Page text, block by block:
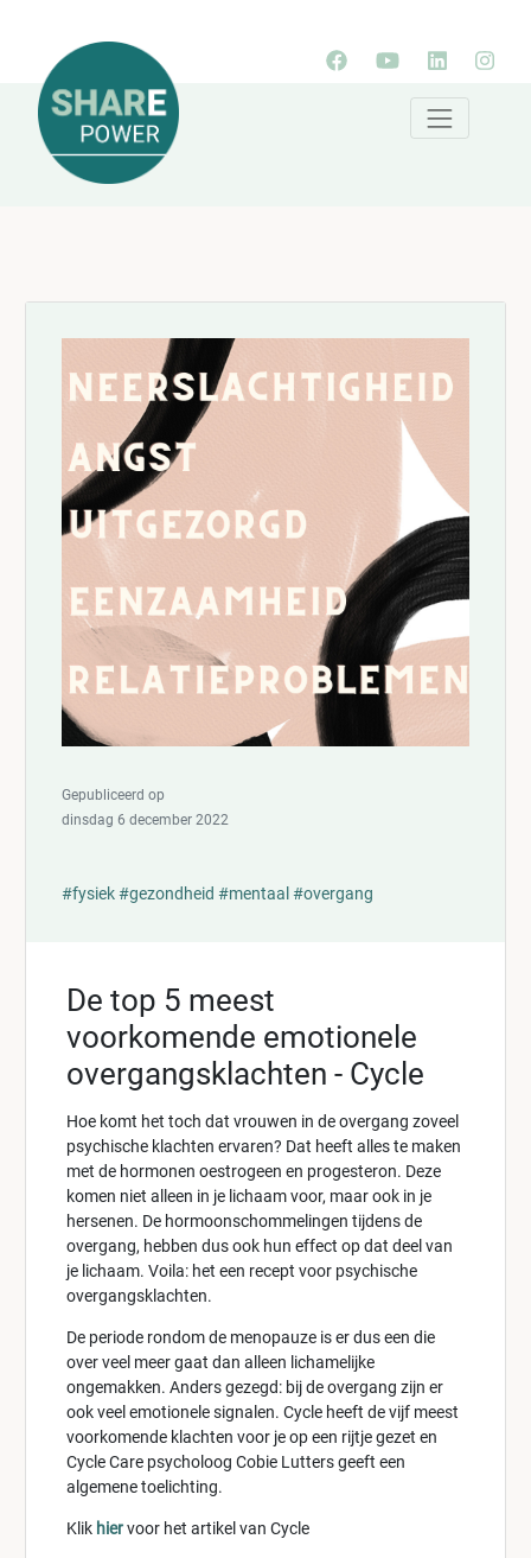
Gepubliceerd op
dinsdag 6 december 2022
#fysiek#gezondheid #mentaal #overgang
De top 5 meest
voorkomende emotionele
overgangsklachten - Cycle
Hoe komt het toch dat vrouwen in de overgang zoveel
psychische klachten ervaren? Dat heeft alles te maken
met de hormonen oestrogeen en progesteron. Deze
komen niet alleen in je lichaam voor, maar ook in je
hersenen. De hormoonschommelingen tijdens de
overgang, hebben dus ook hun effect op dat deel van
je lichaam. Voila: het een recept voor psychische
overgangsklachten.
De periode rondom de menopauze is er dus een die
over veel meer gaat dan alleen lichamelijke
ongemakken. Anders gezegd: bij de overgang zijn er
ook veel emotionele signalen. Cycle heeft de vijf meest
voorkomende klachten voor je op een rijtje gezet en
Cycle Care psycholoog Cobie Lutters geeft een
algemene toelichting.
Klik hiervoor het artikel van Cycle